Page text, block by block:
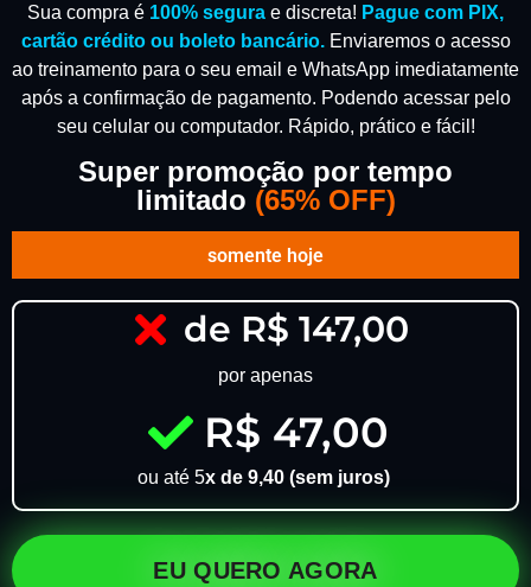
Sua compra é 100% segura e discreta! Pague com PIX,
cartão crédito ou boleto bancário. Enviaremos o acesso
ao treinamento para o seu email e WhatsApp imediatamente
após a confirmação de pagamento. Podendo acessar pelo
seu celular ou computador. Rápido, prático e fácil!
Super promoção por tempo
limitado (65% OFF)
somente hoje
de R$ 147,00
por apenas
R$ 47,00
ou até 5x de 9,40 (sem juros)
EU QUERO AGORA